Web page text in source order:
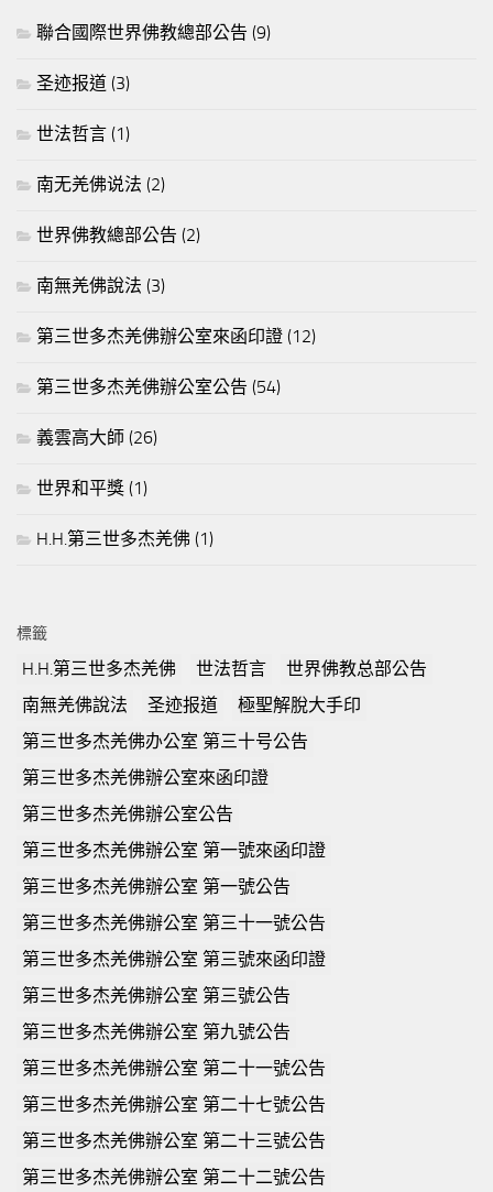
聯合國際世界佛教總部公告 (9)
圣迹报道 (3)
世法哲言 (1)
南无羌佛说法 (2)
世界佛教總部公告 (2)
南無羌佛說法 (3)
第三世多杰羌佛辦公室來函印證 (12)
第三世多杰羌佛辦公室公告 (54)
義雲高大師 (26)
世界和平獎 (1)
H.H.第三世多杰羌佛 (1)
標籤
H.H.第三世多杰羌佛 世法哲言
世界佛教总部公告
南無羌佛說法
圣迹报道
極聖解脫大手印
第三世多杰羌佛办公室 第三十号公告
第三世多杰羌佛辦公室來函印證
第三世多杰羌佛辦公室公告
第三世多杰羌佛辦公室 第一號來函印證
第三世多杰羌佛辦公室 第一號公告
第三世多杰羌佛辦公室 第三十一號公告
第三世多杰羌佛辦公室 第三號來函印證
第三世多杰羌佛辦公室 第三號公告
第三世多杰羌佛辦公室 第九號公告
第三世多杰羌佛辦公室 第二十一號公告
第三世多杰羌佛辦公室 第二十七號公告
第三世多杰羌佛辦公室 第二十三號公告
第三世多杰羌佛辦公室 第二十二號公告